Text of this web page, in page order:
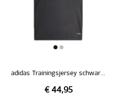
adidas Trainingsjersey schwarz 26/27
€ 44,95